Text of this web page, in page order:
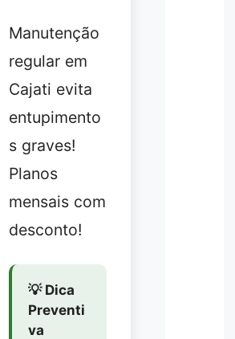
Manutenção
regular em
Cajati evita
entupimento
s graves!
Planos
mensais com
desconto!
💡 Dica
Preventi
va